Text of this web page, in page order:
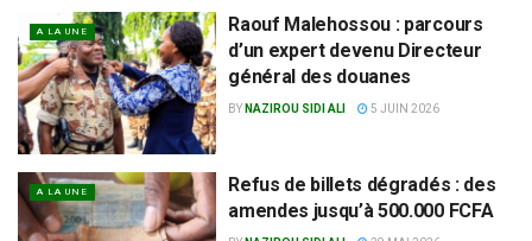
A LA UNE
Raouf Malehossou : parcours
d’un expert devenu Directeur
général des douanes
BY NAZIROU SIDI ALI 5 JUIN 2026
A LA UNE
Refus de billets dégradés : des
amendes jusqu’à 500.000 FCFA